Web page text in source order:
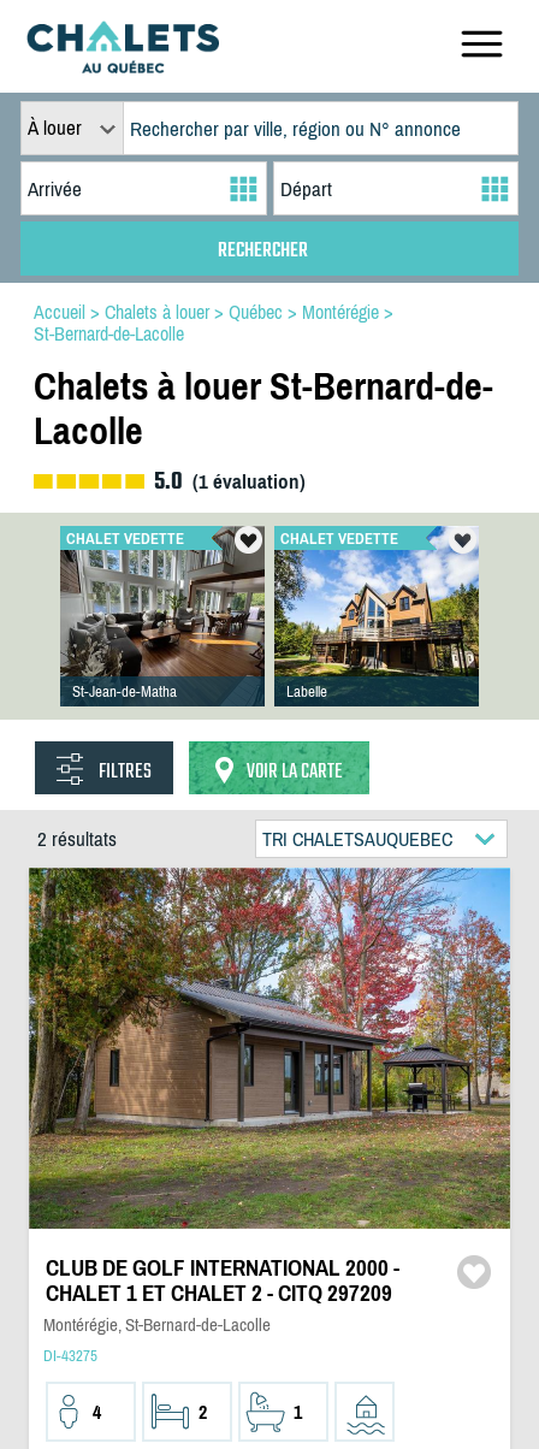
À louer
Accueil > Chalets à louer> Québec > Montérégie>
St-Bernard-de-Lacolle
Chalets à louer St-Bernard-de-
Lacolle
5.0 (1évaluation)
CHALET VEDETTE
St-Jean-de-Matha
CHALET VEDETTE
Labelle
FILTRES VOIR LA CARTE
2 résultats TRI CHALETSAUQUEBEC
CLUB DE GOLF INTERNATIONAL 2000 -
CHALET 1 ET CHALET 2 - CITQ 297209
Montérégie, St-Bernard-de-Lacolle
DI-43275
4 2 1